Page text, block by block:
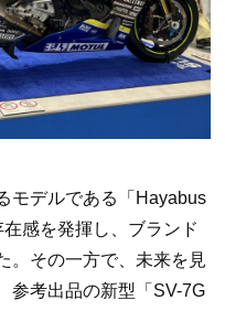
モデルである「Hayabus
感を発揮し、ブランド
。その一方で、未来を見
参考出品の新型「SV-7G